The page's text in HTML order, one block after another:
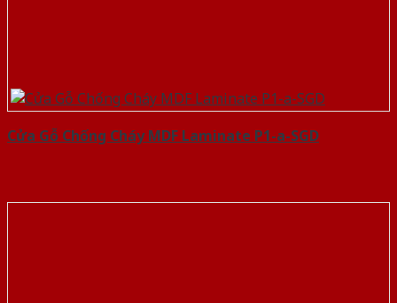
Cửa Gỗ Chống Cháy MDF Laminate P1-a-SGD